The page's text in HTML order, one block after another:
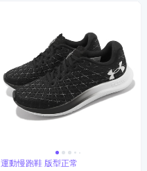
運動慢跑鞋 版型正常